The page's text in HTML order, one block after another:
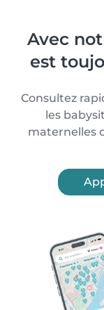
Avec
est
Consultez
les
maternelles